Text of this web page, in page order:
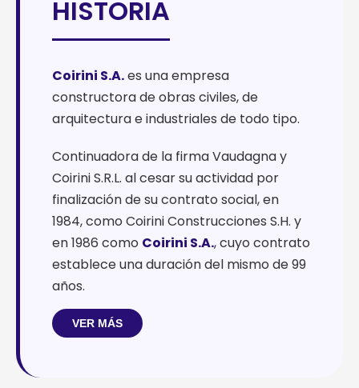
HISTORIA
Coirini S.A.es una empresa
constructora de obras civiles, de
arquitectura e industriales de todo tipo.
Continuadora de la firma Vaudagna y
Coirini S.R.L. al cesar su actividad por
finalización de su contrato social, en
1984, como Coirini Construcciones S.H. y
en 1986 como Coirini S.A., cuyo contrato
establece una duración del mismo de 99
años.
VER MÁS